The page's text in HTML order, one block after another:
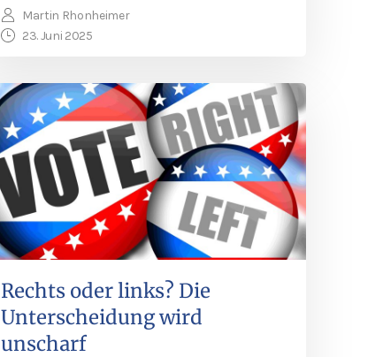
Martin Rhonheimer
23. Juni 2025
Rechts oder links? Die
Unterscheidung wird
unscharf